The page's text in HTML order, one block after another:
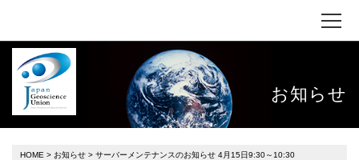
お知らせ
HOME > お知らせ > サーバーメンテナンスのお知らせ 4月15日9:30～10:30